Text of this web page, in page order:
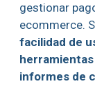
gestionar
ecommerce.
facilidad de
herramientas
informes de